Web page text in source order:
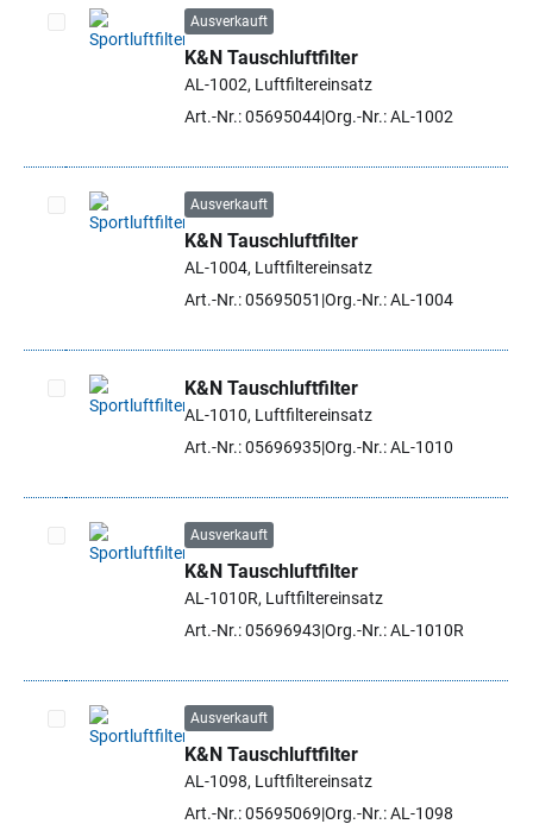
Artikel auswählen
Ausverkauft
K&N Tauschluftfilter
AL-1002, Luftfiltereinsatz
Art.-Nr.: 05695044Org.-Nr.: AL-1002
Artikel auswählen
Ausverkauft
K&N Tauschluftfilter
AL-1004, Luftfiltereinsatz
Art.-Nr.: 05695051 Org.-Nr.: AL-1004
Artikel auswählen
K&N Tauschluftfilter
AL-1010, Luftfiltereinsatz
Art.-Nr.: 05696935Org.-Nr.: AL-1010
Artikel auswählen
Ausverkauft
K&N Tauschluftfilter
AL-1010R, Luftfiltereinsatz
Art.-Nr.: 05696943 Org.-Nr.: AL-1010R
Artikel auswählen
Ausverkauft
K&N Tauschluftfilter
AL-1098, Luftfiltereinsatz
Art.-Nr.: 05695069 Org.-Nr.: AL-1098